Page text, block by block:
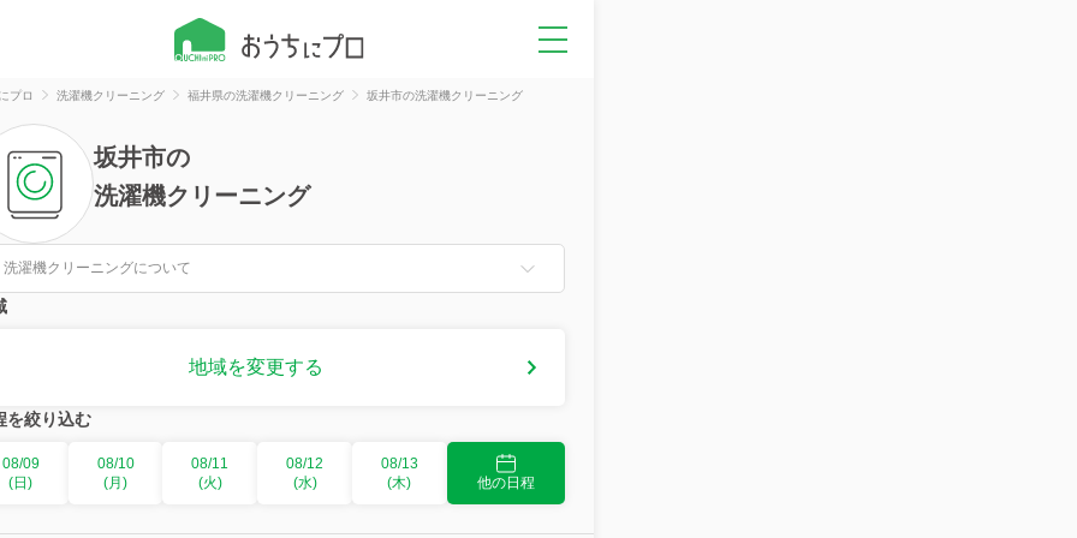
プロ 洗濯機クリーニング 福井県の洗濯機クリーニング 坂井市の洗濯機クリーニング
坂井市の
洗濯機クリーニング
洗濯機クリーニングについて
地域を変更する
を絞り込む
08/09
(日)
08/10
(月)
08/11
(火)
08/12
(水)
08/13
(木)
他の日程